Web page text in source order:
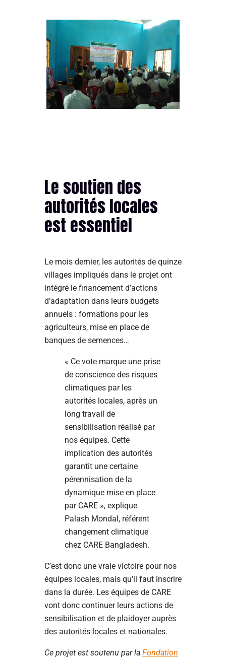
Le soutien des
autorités locales
est essentiel
Le mois dernier, les autorités de quinze
villages impliqués dans le projet ont
intégré le financement d’actions
d’adaptation dans leurs budgets
annuels : formations pour les
agriculteurs, mise en place de
banques de semences…
« Ce vote marque une prise
de conscience des risques
climatiques par les
autorités locales, après un
long travail de
sensibilisation réalisé par
nos équipes. Cette
implication des autorités
garantit une certaine
pérennisation de la
dynamique mise en place
par CARE », explique
Palash Mondal, référent
changement climatique
chez CARE Bangladesh.
C’est donc une vraie victoire pour nos
équipes locales, mais qu’il faut inscrire
dans la durée. Les équipes de CARE
vont donc continuer leurs actions de
sensibilisation et de plaidoyer auprès
des autorités locales et nationales.
Ce projet est soutenu par la Fondation